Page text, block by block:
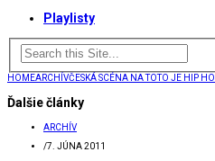
Playlisty
HOMEARCHÍVČESKÁ SCÉNA NA TOTO JE HIP
Ďalšie články
ARCHÍV
/7. JÚNA 2011